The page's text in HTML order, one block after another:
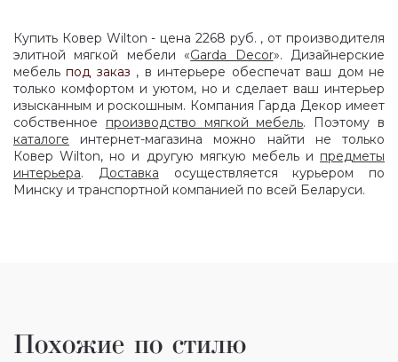
Купить Ковер Wilton - цена 2268 руб. , от производителя
элитной мягкой мебели «Garda Decor». Дизайнерские
мебельпод заказ , в интерьере обеспечат ваш дом не
только комфортом и уютом, но и сделает ваш интерьер
изысканным и роскошным. Компания Гарда Декор имеет
собственное производство мягкой мебель. Поэтому в
каталоге интернет-магазина можно найти не только
Ковер Wilton, но и другую мягкую мебель и предметы
интерьера. Доставка осуществляется курьером по
Минску и транспортной компанией по всей Беларуси.
Похожие по стилю